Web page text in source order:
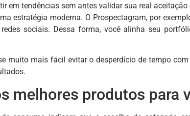
em tendências sem antes validar sua real
estratégia moderna. O Prospectagram, por
sociais. Dessa forma, você alinha seu
muito mais fácil evitar o desperdício de tempo
melhores produtos para